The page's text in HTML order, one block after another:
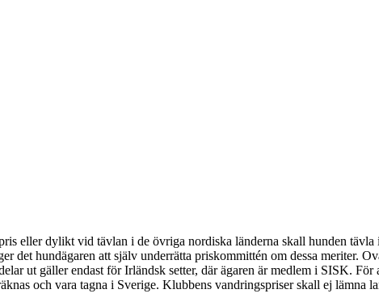
eller dylikt vid tävlan i de övriga nordiska länderna skall hunden tävla
hundägaren att själv underrätta priskommittén om dessa meriter.
ut gäller endast för Irländsk setter, där ägaren är medlem i SISK.
och vara tagna i Sverige. Klubbens vandringspriser skall ej lämna